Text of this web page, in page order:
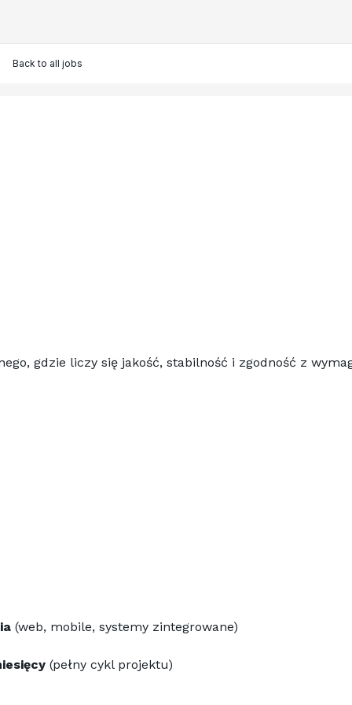
Back to all jobs
gdzie liczy się jakość, stabilność i zgodność z
(web, mobile, systemy zintegrowane)
(pełny cykl projektu)